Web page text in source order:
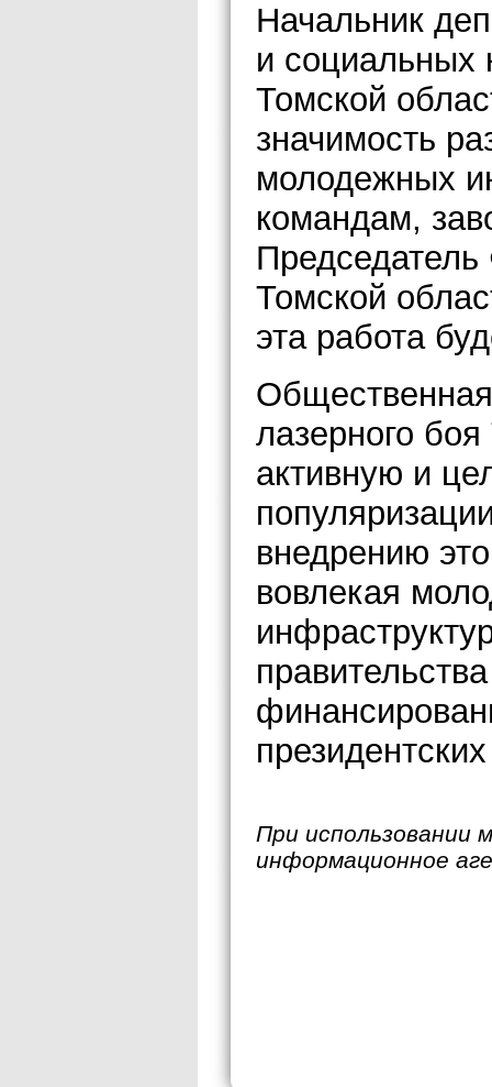
Начальник
и социальных
Томской
значимость
молодежных
командам,
Томской
эта работа
лазерного
активную и
внедрению
вовлекая
При использовании
информационное